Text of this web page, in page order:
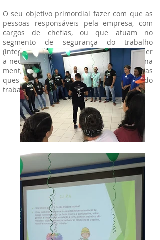
O seu objetivo primordial fazer com que as
pessoas responsáveis pela empresa, com
cargos de chefias, ou que atuam no
segmento de segurança do trabalho
(integrantes da CIPA e etc), possam perceber
a necessidade de se manter sempre viva na
mente dos funcionários as diversas
questões que envolvem a segurança do
trabalho.